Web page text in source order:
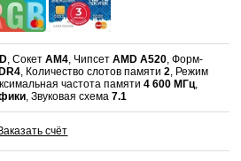
, СокетAM4, ЧипсетAMD A520, Форм-
, Количество слотов памяти2, Режим
частота памяти4 600 МГц,
, Звуковая схема7.1
счёт